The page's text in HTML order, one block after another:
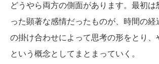
どうやら両方の側面があります。最初は
った顕著な感情だったものが、時間の経
の掛け合わせによって思考の形をとり、
という概念としてまとまっていく。